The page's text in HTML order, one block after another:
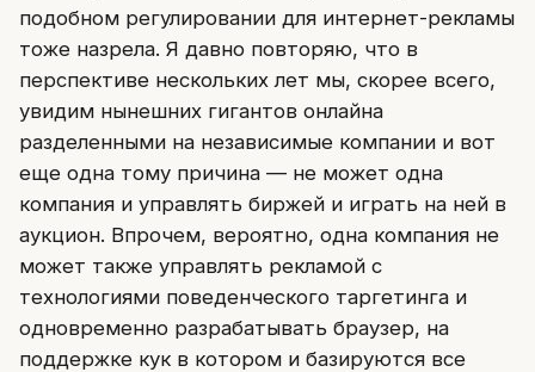
подобном регулировании для интернет-рекламы
тоже назрела. Я давно повторяю, что в
перспективе нескольких лет мы, скорее всего,
увидим нынешних гигантов онлайна
разделенными на независимые компании и вот
еще одна тому причина — не может одна
компания и управлять биржей и играть на ней в
аукцион. Впрочем, вероятно, одна компания не
может также управлять рекламой с
технологиями поведенческого таргетинга и
одновременно разрабатывать браузер, на
поддержке кук в котором и базируются все